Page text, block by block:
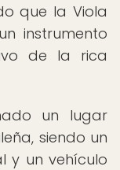
que la Viola
instrumento
de la rica
un lugar
siendo un
y un vehículo